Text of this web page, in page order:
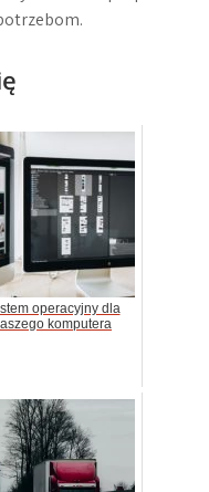
operacyjny dla
komputera